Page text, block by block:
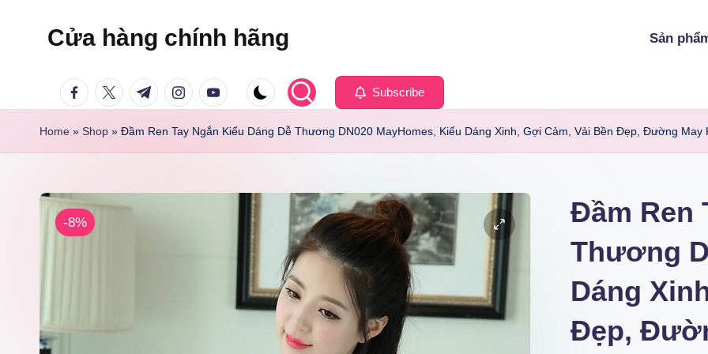
Cửa hàng chính hãng Sản
facebook.com
twitter.com
t.me instagram.com
youtube.com Subscribe
Home » Shop » Đầm Ren Tay Ngắn Kiểu Dáng Dễ Thương DN020 MayHomes, Kiểu Dáng Xinh, Gợi Cảm, Vải Bền Đẹp, Đường May
-8%
Đầm Ren
Thương
Dáng
Đẹp,